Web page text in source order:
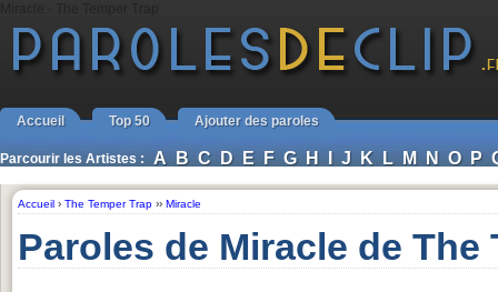
Accueil Top 50 Ajouter des paroles
Parcourir les Artistes : A B C D E F G H I J K L M N O P
Accueil › The Temper Trap ›› Miracle
Paroles de Miracle de The